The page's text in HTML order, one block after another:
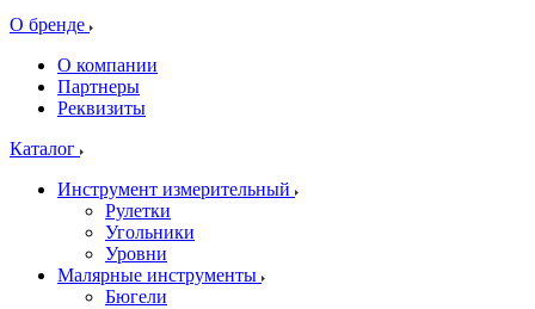
О бренде
О компании
Партнеры
Реквизиты
Каталог
Инструмент измерительный
Рулетки
Угольники
Уровни
Малярные инструменты
Бюгели